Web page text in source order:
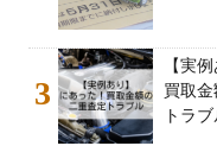
3
【実
買取金
トラ